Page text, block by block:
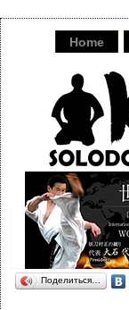
Home
Поделиться…